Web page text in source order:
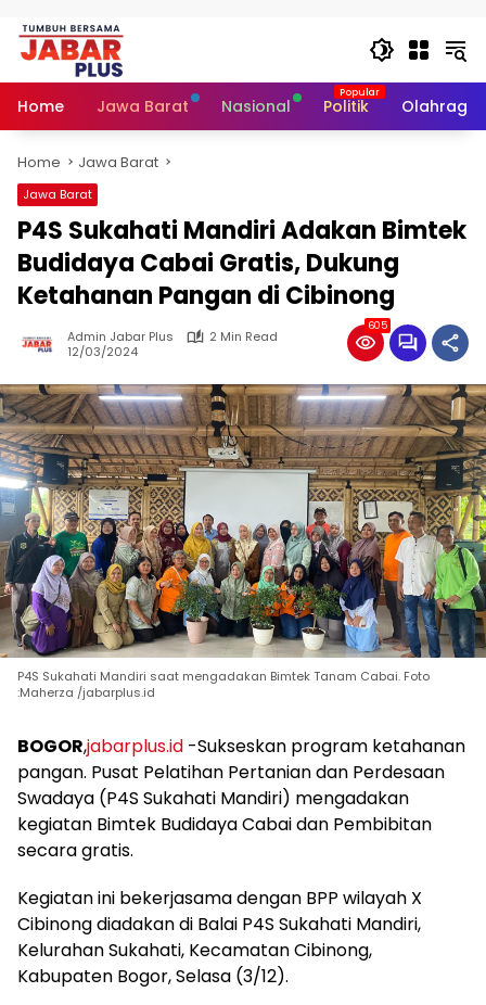
Skip
Home
Jawa Barat Nasional Politik Olahraga
Home Jawa Barat
Jawa Barat
P4S Sukahati Mandiri Adakan Bimtek
Budidaya Cabai Gratis, Dukung
Ketahanan Pangan di Cibinong
Admin Jabar Plus
2 Min Read
12/03/2024
605
P4S Sukahati Mandiri saat mengadakan Bimtek Tanam Cabai. Foto
:Maherza /jabarplus.id
BOGOR,jabarplus.id -Sukseskan program ketahanan
pangan. Pusat Pelatihan Pertanian dan Perdesaan
Swadaya (P4S Sukahati Mandiri) mengadakan
kegiatan Bimtek Budidaya Cabai dan Pembibitan
secara gratis.
Kegiatan ini bekerjasama dengan BPP wilayah X
Cibinong diadakan di Balai P4S Sukahati Mandiri,
Kelurahan Sukahati, Kecamatan Cibinong,
Kabupaten Bogor, Selasa (3/12).